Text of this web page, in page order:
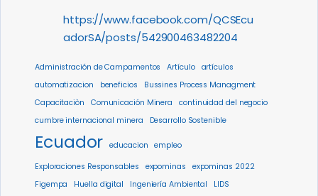
https://www.facebook.com/QCSEcu
adorSA/posts/542900463482204
Administración de Campamentos Artículo
artículos
automatizacion
beneficios
Bussines Process Managment
Capacitaciòn
Comunicación Minera
continuidad del negocio
cumbre internacional minera
Desarrollo Sostenible
Ecuador educacion
empleo
Exploraciones Responsables
expominas
expominas 2022
Figempa
Huella digital Ingeniería Ambiental
LIDS